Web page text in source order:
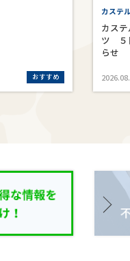
おすすめ
カステ
カス
ツ ５
らせ